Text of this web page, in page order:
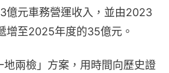
億元車務營運收入，並由2023
增至2025年度的35億元。
地兩檢」方案，用時間向歷史證